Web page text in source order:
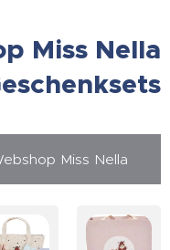
Miss Nella
Miss Nella